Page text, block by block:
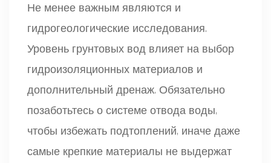
Не менее важным являются и
гидрогеологические исследования.
Уровень грунтовых вод влияет на выбор
гидроизоляционных материалов и
дополнительный дренаж. Обязательно
позаботьтесь о системе отвода воды,
чтобы избежать подтоплений, иначе даже
самые крепкие материалы не выдержат